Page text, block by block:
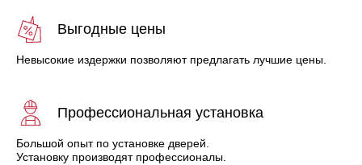
Выгодные цены
Невысокие издержки позволяют предлагать лучшие цены.
Профессиональная установка
Большой опыт по установке дверей.
Установку производят профессионалы.